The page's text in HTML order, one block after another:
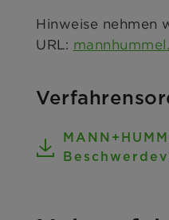
Hinweise nehmen
URL: